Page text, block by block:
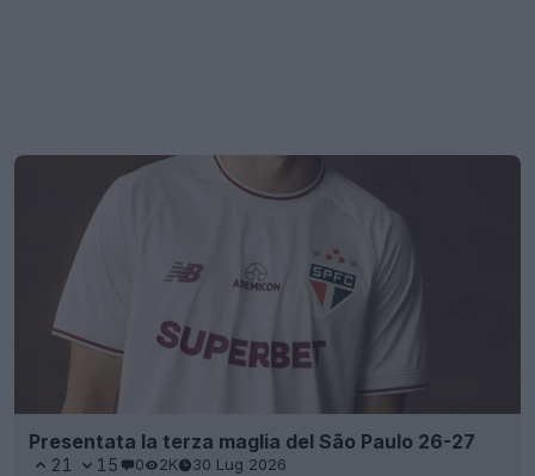
Presentata la terza maglia del São Paulo 26-27
21 15 0 2K 30 Lug 2026